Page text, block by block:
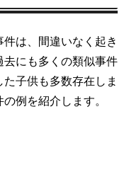
は、間違いなく起き
にも多くの類似事件
子供も多数存在しま
例を紹介します。